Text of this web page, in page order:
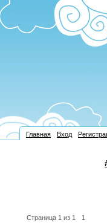
Главная Вход
Страница 1 из 1
1